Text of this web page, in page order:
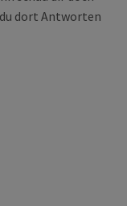
dort Antworten